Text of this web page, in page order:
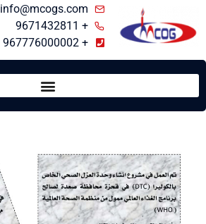
info@mcogs.com
+ 9671432811
+ 967776000002